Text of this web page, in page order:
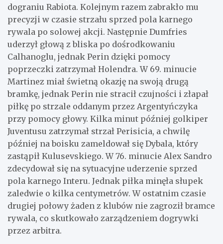
dograniu Rabiota. Kolejnym razem zabrakło mu
precyzji w czasie strzału sprzed pola karnego
rywala po solowej akcji. Następnie Dumfries
uderzył głową z bliska po dośrodkowaniu
Calhanoglu, jednak Perin dzięki pomocy
poprzeczki zatrzymał Holendra. W 69. minucie
Martinez miał świetną okazję na swoją drugą
bramkę, jednak Perin nie stracił czujności i złapał
piłkę po strzale oddanym przez Argentyńczyka
przy pomocy głowy. Kilka minut później golkiper
Juventusu zatrzymał strzał Perisicia, a chwilę
później na boisku zameldował się Dybala, który
zastąpił Kulusevskiego. W 76. minucie Alex Sandro
zdecydował się na sytuacyjne uderzenie sprzed
pola karnego Interu. Jednak piłka minęła słupek
zaledwie o kilka centymetrów. W ostatnim czasie
drugiej połowy żaden z klubów nie zagroził bramce
rywala, co skutkowało zarządzeniem dogrywki
przez arbitra.